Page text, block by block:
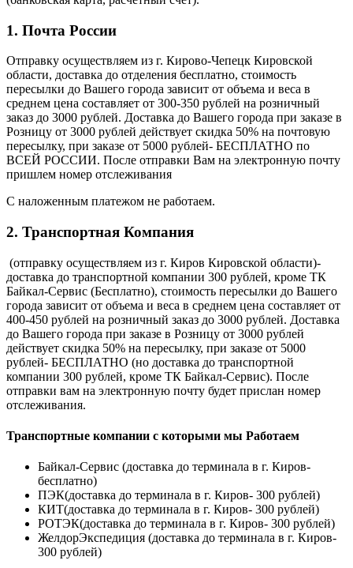
1. Почта России
Отправку осуществляем из г. Кирово-Чепецк Кировской
области, доставка до отделения бесплатно, стоимость
пересылки до Вашего города зависит от объема и веса в
среднем цена составляет от 300-350 рублей на розничный
заказ до 3000 рублей. Доставка до Вашего города при заказе в
Розницу от 3000 рублей действует скидка 50% на почтовую
пересылку, при заказе от 5000 рублей- БЕСПЛАТНО по
ВСЕЙ РОССИИ. После отправки Вам на электронную почту
пришлем номер отслеживания
С наложенным платежом не работаем.
2. Транспортная Компания
(отправку осуществляем из г. Киров Кировской области)-
доставка до транспортной компании 300 рублей, кроме ТК
Байкал-Сервис (Бесплатно), стоимость пересылки до Вашего
города зависит от объема и веса в среднем цена составляет от
400-450 рублей на розничный заказ до 3000 рублей. Доставка
до Вашего города при заказе в Розницу от 3000 рублей
действует скидка 50% на пересылку, при заказе от 5000
рублей- БЕСПЛАТНО (но доставка до транспортной
компании 300 рублей, кроме ТК Байкал-Сервис). После
отправки вам на электронную почту будет прислан номер
отслеживания.
Транспортные компании с которыми мы Работаем
Байкал-Сервис (доставка до терминала в г. Киров-
бесплатно)
ПЭК(доставка до терминала в г. Киров- 300 рублей)
КИТ(доставка до терминала в г. Киров- 300 рублей)
РОТЭК(доставка до терминала в г. Киров- 300 рублей)
ЖелдорЭкспедиция (доставка до терминала в г. Киров-
300 рублей)